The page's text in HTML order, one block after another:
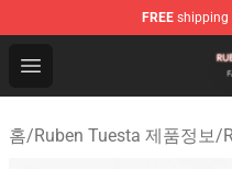
FREE shipping
Open menu
Ruben Tuesta Shop -
홈/Ruben Tuesta 제품정보/